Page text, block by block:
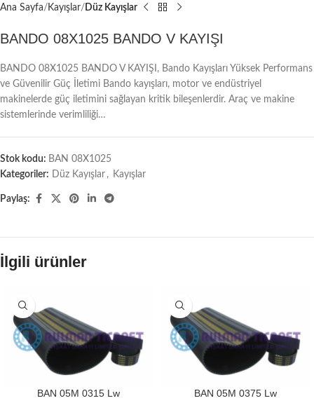
Ana Sayfa Kayışlar Düz Kayışlar
BANDO 08X1025 BANDO V KAYIŞI
BANDO 08X1025 BANDO V KAYIŞI, Bando Kayışları Yüksek Performans
ve Güvenilir Güç İletimi Bando kayışları, motor ve endüstriyel
makinelerde güç iletimini sağlayan kritik bileşenlerdir. Araç ve makine
sistemlerinde verimliliği…
Stok kodu: BAN 08X1025
Kategoriler:
Düz Kayışlar , Kayışlar
Paylaş:
İlgili ürünler
BAN 05M 0315 Lw BAN 05M 0375 Lw